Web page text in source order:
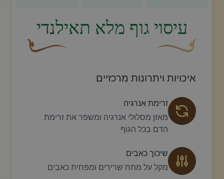
עיסוי גוף מלא תאילנדי
איכויות ויתרונות מרכזיים
זרימת אנרגיה
מאזן מסלולי אנרגיה ומשפר את זרימת
הדם בכל הגוף
שיכוך כאבים
מקל על מתח שרירים ומפחית כאבים